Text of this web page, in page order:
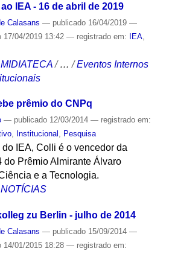
IEA - 16 de abril de 2019
Calasans — publicado16/04/2019 —
17/04/2019 13:42 — registrado em: IEA,
MIDIATECA /…/Eventos Internos
prêmio do CNPq
— publicado12/03/2014 — registrado em:
, Institucional , Pesquisa
IEA, Colli é o vencedor da
do Prêmio Almirante Álvaro
e a Tecnologia.
NOTÍCIAS
zu Berlin - julho de 2014
Calasans — publicado15/09/2014 —
14/01/2015 18:28 — registrado em: